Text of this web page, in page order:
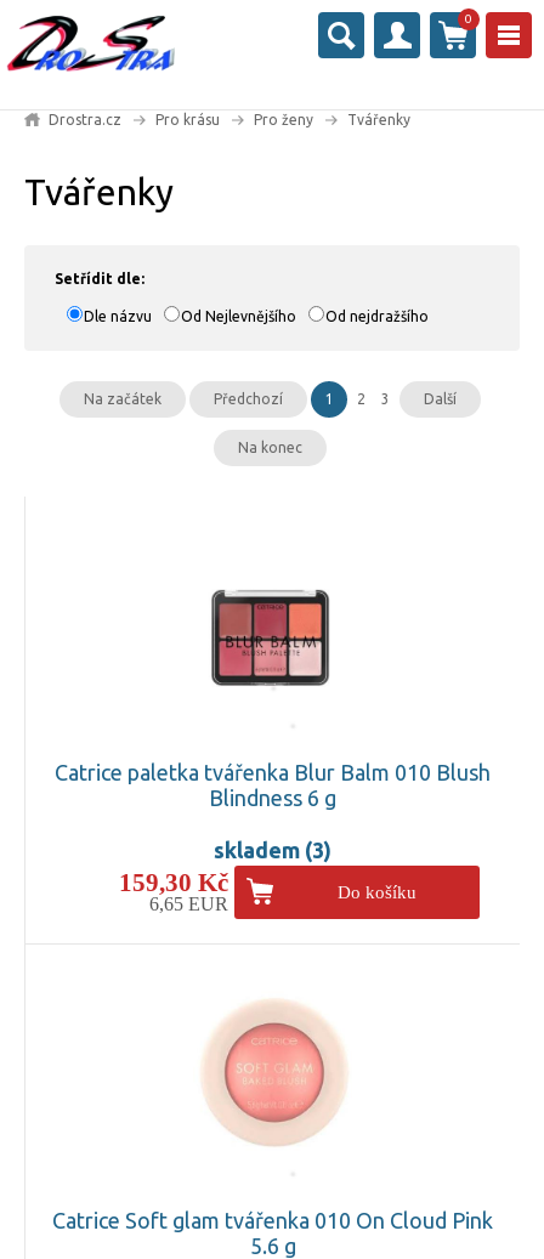
0
Drostra.cz Pro krásu Pro ženy Tvářenky
Tvářenky
Setřídit dle:
Dle názvu Od Nejlevnějšího Od nejdražšího
Na začátek Předchozí 1 2 3 Další
Na konec
Catrice paletka tvářenka Blur Balm 010 Blush
Blindness 6 g
skladem (3)
159,30 Kč
6,65 EUR
Do košíku
Catrice Soft glam tvářenka 010 On Cloud Pink
5.6 g